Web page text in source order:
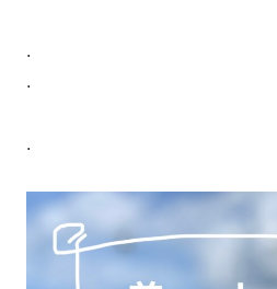
.
.
.